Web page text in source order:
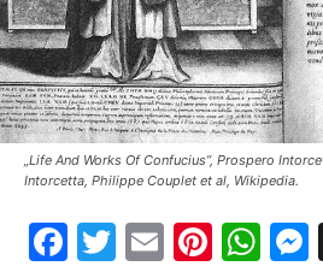
„Life And Works Of Confucius”, Prospero
Intorcetta, Philippe Couplet et al, Wikipedia.
F T E Pi W